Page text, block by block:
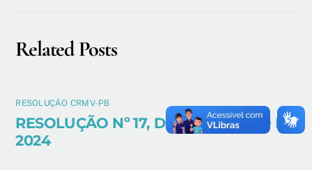
Related Posts
RESOLUÇÃO CRMV-PB
RESOLUÇÃO Nº 17, DE 8 DE MARÇO DE
2024